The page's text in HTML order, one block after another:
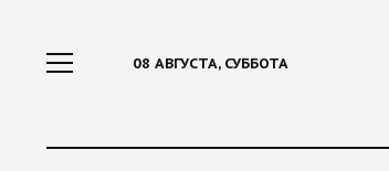
08 АВГУСТА, СУББОТА